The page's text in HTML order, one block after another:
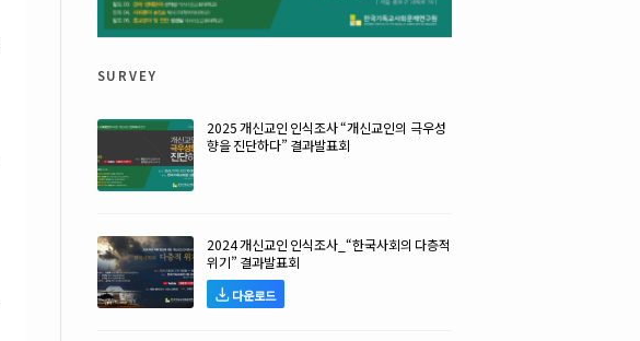
survey
2025 개신교인 인식조사 “개신교인의 극우성
향을 진단하다” 결과발표회
2024 개신교인 인식조사_“한국사회의 다층적
위기” 결과발표회
다운로드